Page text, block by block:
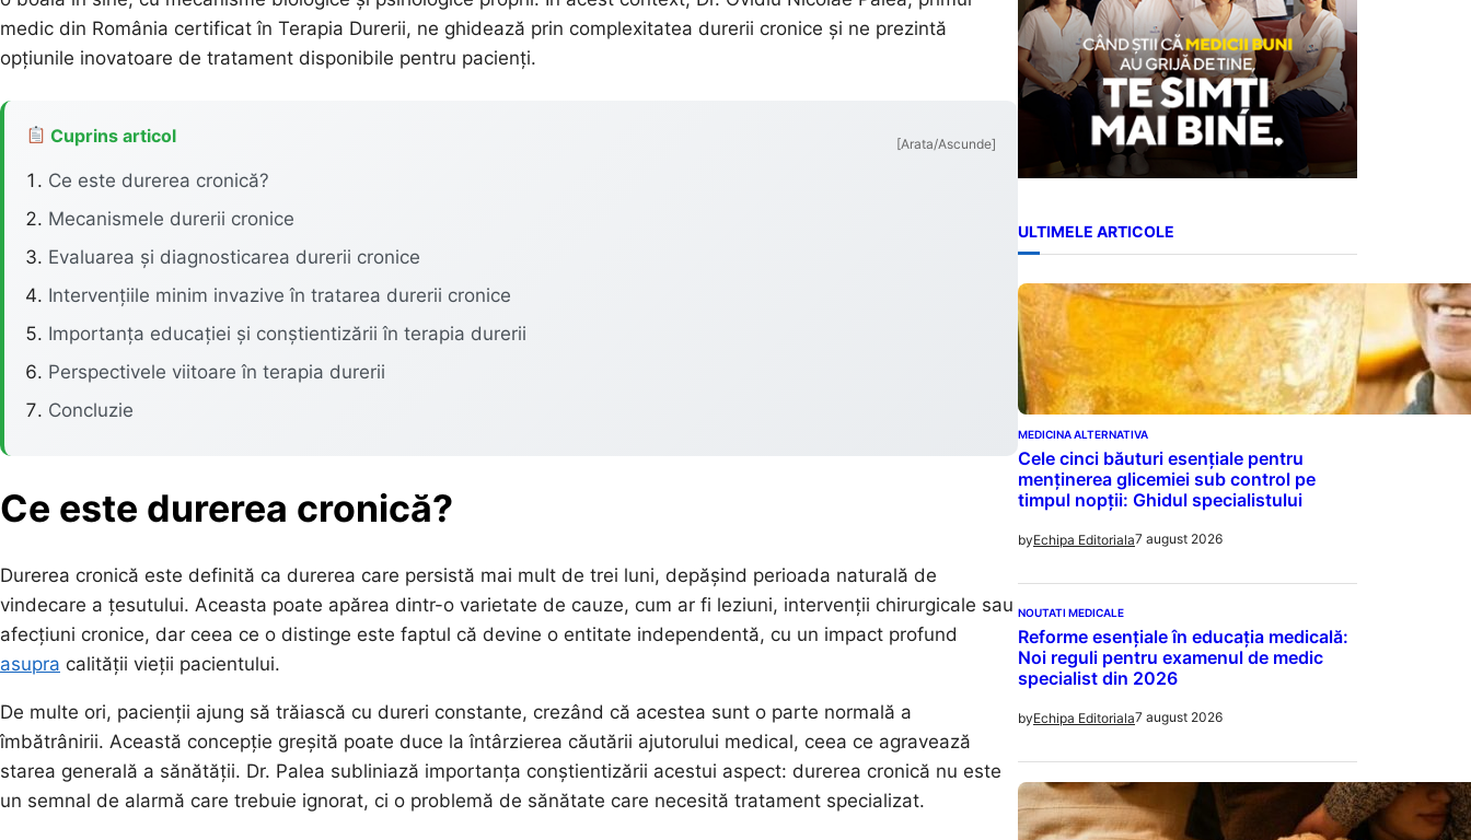
medic din România certificat în Terapia Durerii, ne ghidează prin complexitatea durerii cronice și ne prezintă
opțiunile inovatoare de tratament disponibile pentru pacienți.
Cuprins articol [Arata/Ascunde]
Ce este durerea cronică?
Mecanismele durerii cronice
Evaluarea și diagnosticarea durerii cronice
Intervențiile minim invazive în tratarea durerii cronice
Importanța educației și conștientizării în terapia durerii
Perspectivele viitoare în terapia durerii
Concluzie
Ce este durerea cronică?
Durerea cronică este definită ca durerea care persistă mai mult de trei luni, depășind perioada naturală de
vindecare a țesutului. Aceasta poate apărea dintr-o varietate de cauze, cum ar fi leziuni, intervenții chirurgicale sau
afecțiuni cronice, dar ceea ce o distinge este faptul că devine o entitate independentă, cu un impact profund
asupra calității vieții pacientului.
De multe ori, pacienții ajung să trăiască cu dureri constante, crezând că acestea sunt o parte normală a
îmbătrânirii. Această concepție greșită poate duce la întârzierea căutării ajutorului medical, ceea ce agravează
starea generală a sănătății. Dr. Palea subliniază importanța conștientizării acestui aspect: durerea cronică nu este
un semnal de alarmă care trebuie ignorat, ci o problemă de sănătate care necesită tratament specializat.
ULTIMELE ARTICOLE
MEDICINA ALTERNATIVA
Cele cinci băuturi esențiale pentru
menținerea glicemiei sub control pe
timpul nopții: Ghidul specialistului
byEchipa Editoriala7 august 2026
NOUTATI MEDICALE
Reforme esențiale în educația medicală:
Noi reguli pentru examenul de medic
specialist din 2026
byEchipa Editoriala7 august 2026